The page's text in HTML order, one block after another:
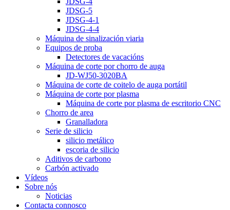
JDSG-5
JDSG-4-1
JDSG-4-4
Máquina de sinalización viaria
Equipos de proba
Detectores de vacacións
Máquina de corte por chorro de auga
JD-WJ50-3020BA
Máquina de corte de coitelo de auga portátil
Máquina de corte por plasma
Máquina de corte por plasma de escritorio CNC
Chorro de area
Granalladora
Serie de silicio
silicio metálico
escoria de silicio
Aditivos de carbono
Carbón activado
Vídeos
Sobre nós
Noticias
Contacta connosco